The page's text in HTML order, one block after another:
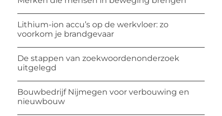
Lithium-ion accu’s op de werkvloer: zo
voorkom je brandgevaar
De stappen van zoekwoordenonderzoek
uitgelegd
Bouwbedrijf Nijmegen voor verbouwing en
nieuwbouw